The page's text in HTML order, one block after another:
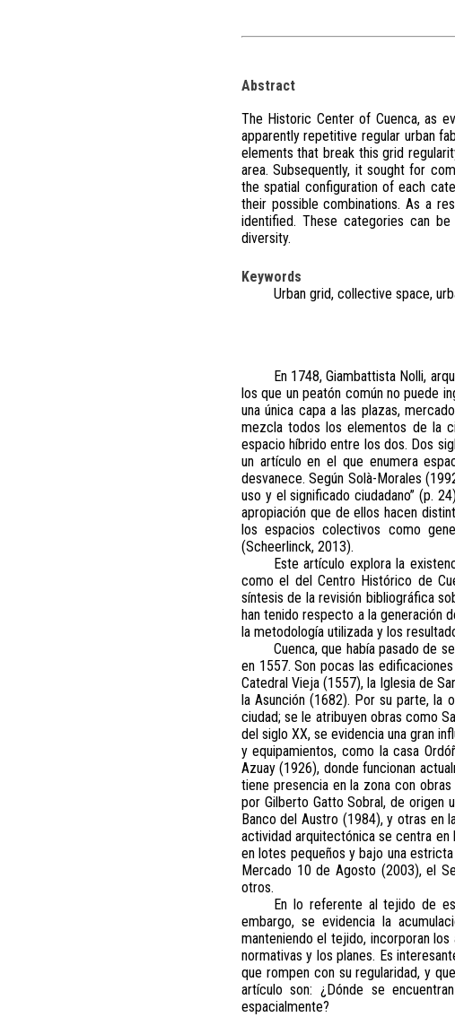
Abstract
The Historic Center of Cuenca, as
apparently repetitive regular urban
elements that break this grid
area. Subsequently, it sought for
the spatial configuration of each
their possible combinations. As a
identified. These categories can
diversity.
Keywords
Urban grid, collective space,
En 1748, Giambattista Nolli,
los que un peatón común no puede
una única capa a las plazas,
mezcla todos los elementos de la
espacio híbrido entre los dos. Dos
un artículo en el que enumera
desvanece. Según Solà-Morales
uso y el significado ciudadano” (p.
apropiación que de ellos hacen
los espacios colectivos como
(Scheerlinck, 2013).
Este artículo explora la
como el del Centro Histórico de
síntesis de la revisión bibliográfica
han tenido respecto a la generación
la metodología utilizada y los
Cuenca, que había pasado de
en 1557. Son pocas las
Catedral Vieja (1557), la Iglesia de
la Asunción (1682). Por su parte, la
ciudad; se le atribuyen obras como
del siglo XX, se evidencia una gran
y equipamientos, como la casa
Azuay (1926), donde funcionan
tiene presencia en la zona con
por Gilberto Gatto Sobral, de origen
Banco del Austro (1984), y otras en
actividad arquitectónica se centra
en lotes pequeños y bajo una
Mercado 10 de Agosto (2003), el
otros.
En lo referente al tejido de
embargo, se evidencia la
manteniendo el tejido, incorporan
normativas y los planes. Es
que rompen con su regularidad, y
artículo son: ¿Dónde se
espacialmente?